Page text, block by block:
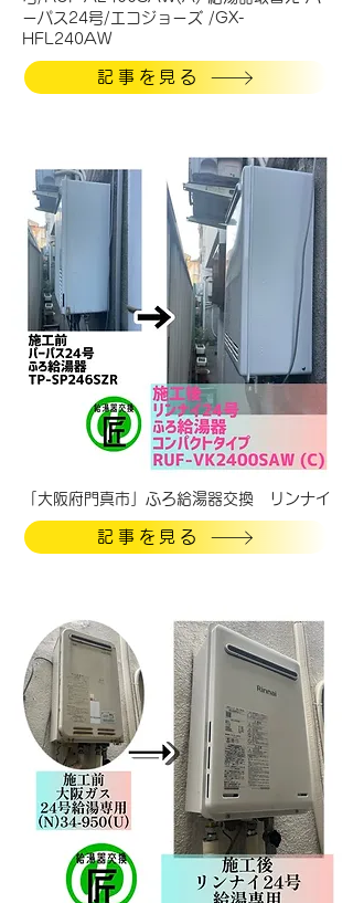
ーパス24号/エコジョーズ /GX-
HFL240AW
記事を見る
「大阪府門真市」ふろ給湯器交換 リンナイ
記事を見る